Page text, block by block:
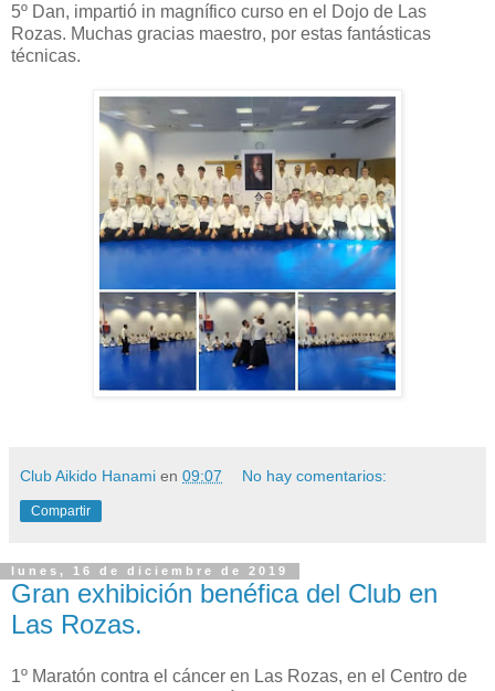
5º Dan, impartió in magnífico curso en el Dojo de Las
Rozas. Muchas gracias maestro, por estas fantásticas
técnicas.
Club Aikido Hanami en 09:07 No hay comentarios:
Compartir
lunes, 16 de diciembre de 2019
Gran exhibición benéfica del Club en
Las Rozas.
1º Maratón contra el cáncer en Las Rozas, en el Centro de